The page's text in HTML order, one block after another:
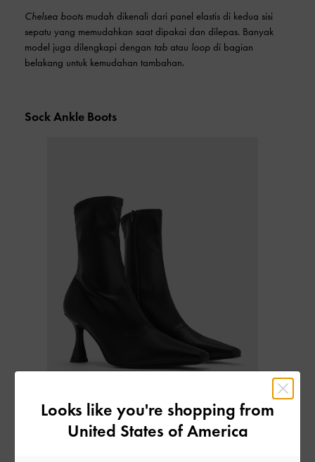
Chelsea boots mudah dikenali dari panel elastis di kedua sisi
sepatu yang memudahkan saat dipakai dan dilepas. Banyak
model juga dilengkapi dengan tab atau loop di bagian
belakang untuk kemudahan tambahan.
Sock Ankle Boots
Sock bootsdirancang dengan bagian shaft yang ketat dan pas
Looks like you're shopping from
United States of America